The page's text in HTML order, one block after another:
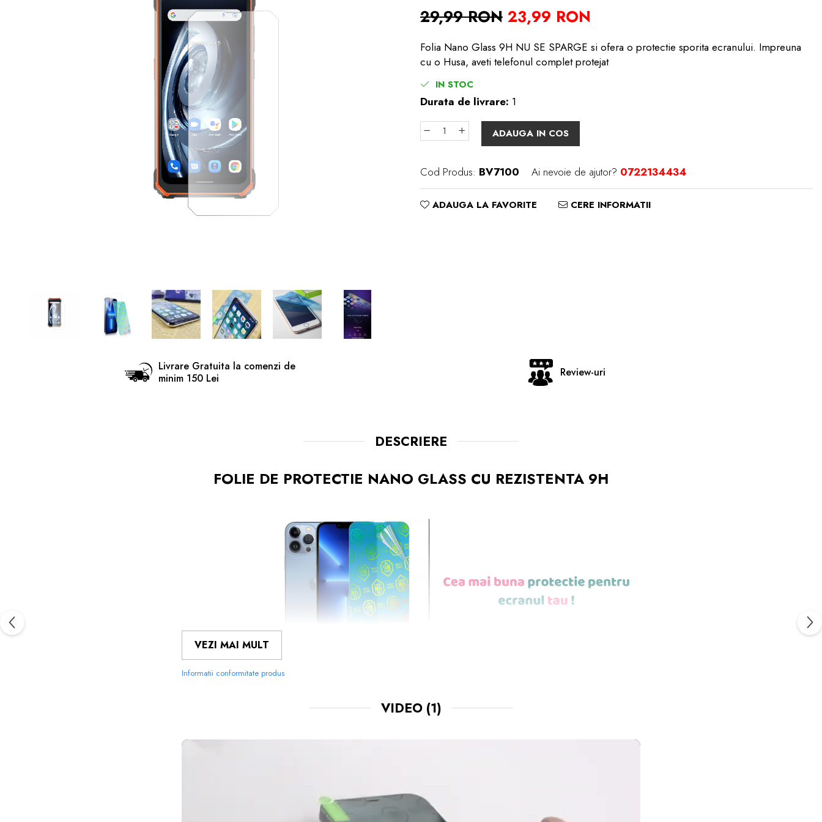
29,99 RON 23,99 RON
Folia Nano Glass 9H NU SE SPARGE si ofera o protectie sporita ecranului. Impreuna
cu o Husa, aveti telefonul complet protejat
IN STOC
Durata de livrare: 1
ADAUGA IN COS
Cod Produs: BV7100 Ai nevoie de ajutor? 0722134434
ADAUGA LA FAVORITE CERE INFORMATII
Livrare Gratuita la comenzi de
minim 150 Lei
Review-uri
DESCRIERE
FOLIE DE PROTECTIE NANO GLASS CU REZISTENTA 9H
MATERIALUL FOLOSIT IN PRODUCEREA FOLIILOR
PE CARE O STIM CU TOTII, CI ESTE
VEZI MAI MULT
Informatii conformitate produs
VIDEO (1)